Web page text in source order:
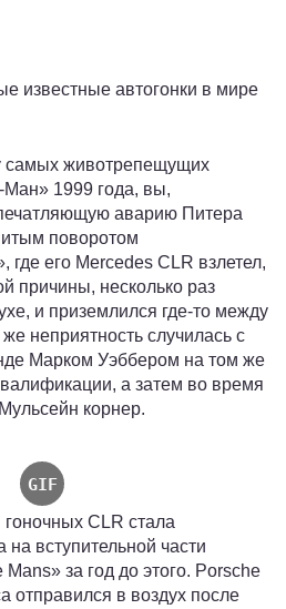
известные автогонки в мире
самых животрепещущих
1999 года, вы,
аварию Питера
поворотом
его Mercedes CLR взлетел,
причины, несколько раз
и приземлился где-то между
неприятность случилась с
Марком Уэббером на том же
а затем во время
корнер.
CLR стала
вступительной части
за год до этого. Porsche
отправился в воздух после